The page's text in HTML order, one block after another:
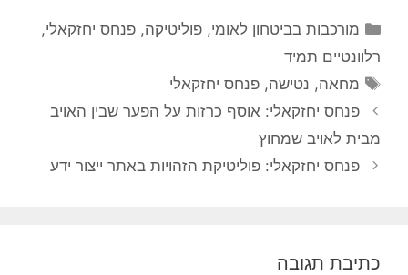
קטגוריות
מורכבות בביטחון לאומי,פוליטיקה,פנחס יחזקאלי,
רלוונטיים תמיד
תגיות
מחאה, נטישה,פנחס יחזקאלי
פנחס יחזקאלי: אוסף כרזות על הפער שבין האויב
מבית לאויב שמחוץ
פנחס יחזקאלי: פוליטיקת הזהויות באתר ייצור ידע
כתיבת תגובה